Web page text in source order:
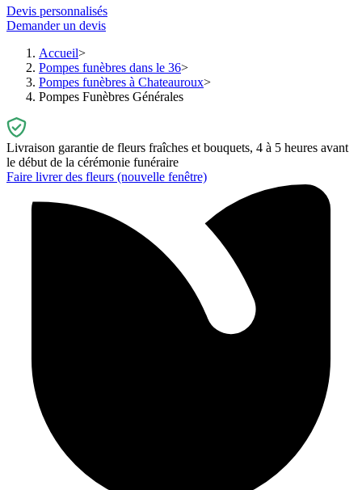
Devis personnalisés
Demander un devis
Accueil
Pompes funèbres dans le 36
Pompes funèbres à Chateauroux
Pompes Funèbres Générales
Livraison garantie de fleurs fraîches et bouquets, 4 à 5 heures avant
le début de la cérémonie funéraire
Faire livrer des fleurs (nouvelle fenêtre)